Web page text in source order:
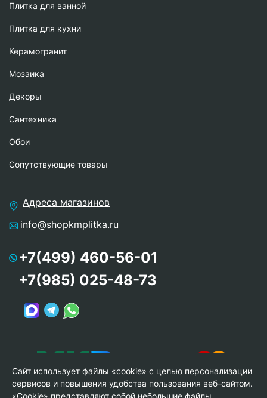
Плитка для ванной
Плитка для кухни
Керамогранит
Мозаика
Декоры
Сантехника
Обои
Сопутствующие товары
Адреса магазинов
info@shopkmplitka.ru
+7(499) 460-56-01
+7(985) 025-48-73
Сайт использует файлы «cookie» с целью персонализации
сервисов и повышения удобства пользования веб-сайтом.
«Cookie» представляют собой небольшие файлы,